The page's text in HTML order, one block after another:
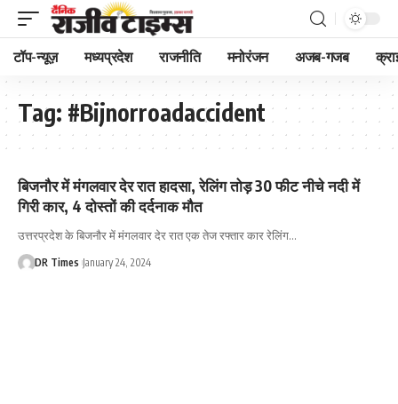
टॉप-न्यूज़ मध्यप्रदेश राजनीति मनोरंजन अजब-गजब
Tag: #Bijnorroadaccident
बिजनौर में मंगलवार देर रात हादसा, रेलिंग तोड़ 30 फीट नीचे नदी में
गिरी कार, 4 दोस्तों की दर्दनाक मौत
उत्तरप्रदेश के बिजनौर में मंगलवार देर रात एक तेज रफ्तार कार रेलिंग…
DR Times January 24, 2024